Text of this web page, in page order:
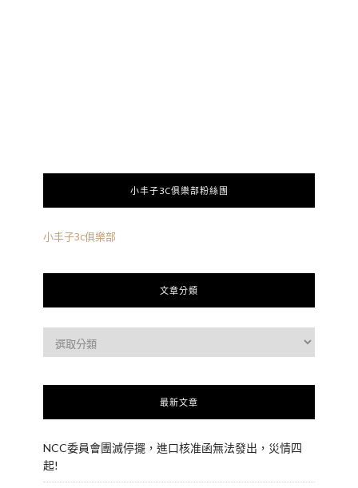
小丰子3C俱樂部粉絲團
小丰子3c俱樂部
文章分類
最新文章
NCC委員會團滅停擺，進口核准函無法發出，災情四
起!